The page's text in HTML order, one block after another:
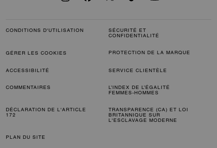
CONDITIONS D'UTILISATION
SÉCURITÉ ET
CONFIDENTIALITÉ
GÉRER LES COOKIES PROTECTION DE LA MARQUE
ACCESSIBILITÉ SERVICE CLIENTÈLE
COMMENTAIRES
L’INDEX DE L’ÉGALITÉ
FEMMES-HOMMES
DÉCLARATION DE L'ARTICLE
172
TRANSPARENCE (CA) ET LOI
BRITANNIQUE SUR
L'ESCLAVAGE MODERNE
PLAN DU SITE